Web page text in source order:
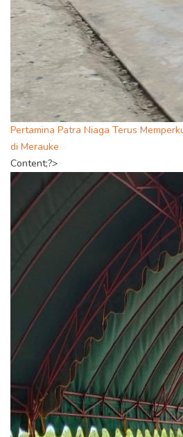
Pertamina Patra Niaga Terus
di Merauke
Content;?>